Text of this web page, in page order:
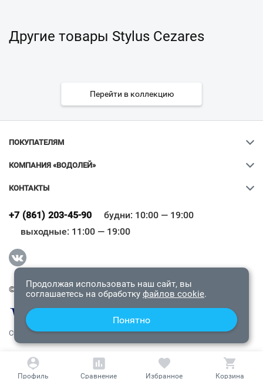
Другие товары Stylus Cezares
Перейти в коллекцию
ПОКУПАТЕЛЯМ
КОМПАНИЯ «ВОДОЛЕЙ»
КОНТАКТЫ
+7 (861) 203-45-90
будни: 10:00 — 19:00
выходные: 11:00 — 19:00
© 2009-2026 «Водолей Онлайн». Все права защищены.
СОГЛАШЕНИЕ О КОНФИДЕНЦИАЛЬНОСТИ
Всё верно
Продолжая использовать наш сайт, вы
соглашаетесь на обработку файлов cookie.
Понятно